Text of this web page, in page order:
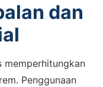
dan
memperhitungkan
Penggunaan